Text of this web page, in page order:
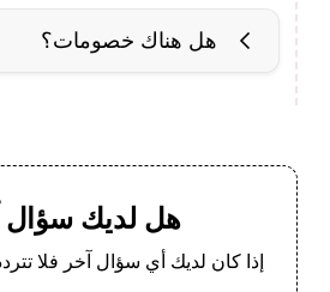
هل هناك خصومات؟
هل لديك سؤال
إذا كان لديك أي سؤال آخر فلا